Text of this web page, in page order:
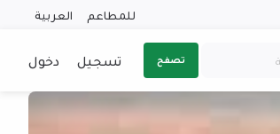
للمطاعم العربية
تصفح تسجيل دخول